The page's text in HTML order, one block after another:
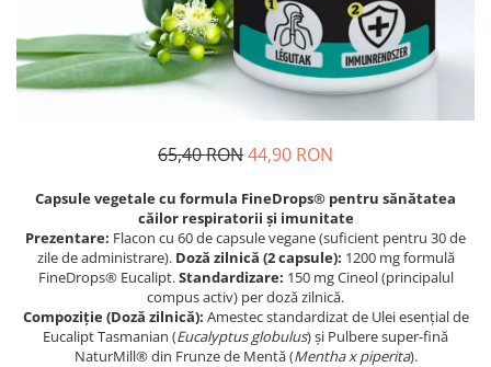
HERBS OF HEAVEN
Hymato
LOT OF HERB
VITALBERT
VITAMIN BOTTLE
65,40 RON44,90 RON
Capsule vegetale cu formula FineDrops® pentru sănătatea
căilor respiratorii și imunitate
Prezentare: Flacon cu 60 de capsule vegane (suficient pentru 30 de
zile de administrare). Doză zilnică (2 capsule): 1200 mg formulă
FineDrops® Eucalipt.Standardizare: 150 mg Cineol (principalul
compus activ) per doză zilnică.
Compoziție (Doză zilnică): Amestec standardizat de Ulei esențial de
Eucalipt Tasmanian (Eucalyptus globulus) și Pulbere super-fină
NaturMill® din Frunze de Mentă (Mentha x piperita).